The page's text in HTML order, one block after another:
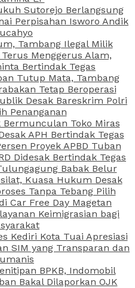
Sutorejo Berlangsung
Perpisahan Isworo Andik
Tambang Ilegal Milik
Menggerus Alam,
Bertindak Tegas
Tutup Mata, Tambang
Tetap Beroperasi
Desak Bareskrim Polri
Penanganan
Toko Miras
APH Bertindak Tegas
Proyek APBD Tuban
Didesak Bertindak Tegas
Babak Belur
Kuasa Hukum Desak
Tanpa Tebang Pilih
Car Free Day Magetan
Keimigrasian bagi
Kediri Kota Tuai Apresiasi
SIM yang Transparan dan
BPKB, Indomobil
Bakal Dilaporkan OJK